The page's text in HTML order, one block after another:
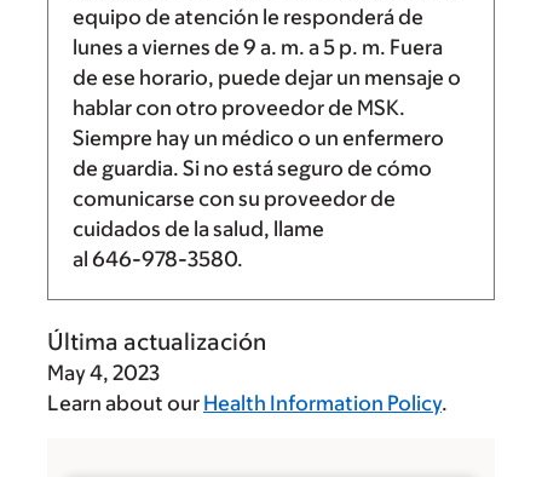
equipo de atención le responderá de
lunes a viernes de 9 a. m. a5 p. m. Fuera
de ese horario, puede dejar un mensaje o
hablar con otro proveedor de MSK.
Siempre hay un médico o un enfermero
de guardia. Si no está seguro de cómo
comunicarse con su proveedor de
cuidados de la salud, llame
al 646-978-3580.
Última actualización
May 4, 2023
Learn about our Health Information Policy.